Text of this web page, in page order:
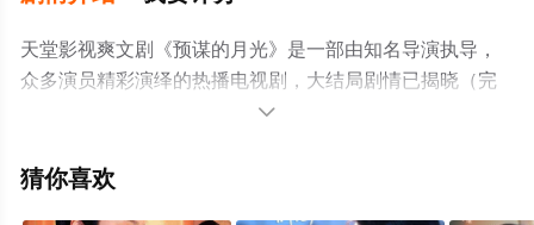
天堂影视爽文剧《预谋的月光》是一部由知名导演执导，
众多演员精彩演绎的热播电视剧，大结局剧情已揭晓（完
结），手机免费观看高清无删减完整版电视剧全集就上天
剧情网等平台了解。

猜你喜欢